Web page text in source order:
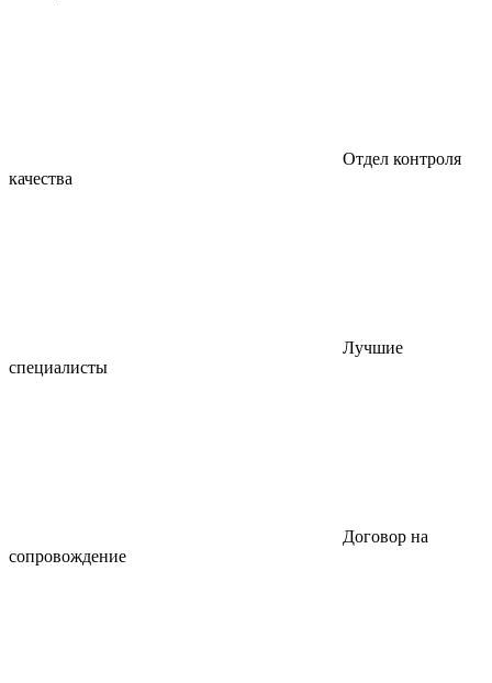
Отдел контроля
качества
Лучшие
специалисты
Договор на
сопровождение